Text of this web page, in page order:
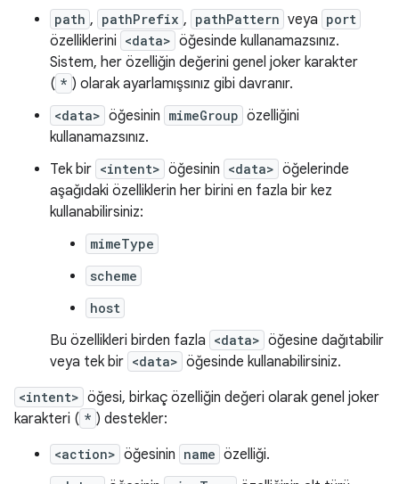
path , pathPrefix , pathPattern veya port
özelliklerini <data> öğesinde kullanamazsınız.
Sistem, her özelliğin değerini genel joker karakter
( * ) olarak ayarlamışsınız gibi davranır.
<data> öğesinin mimeGroup özelliğini
kullanamazsınız.
Tek bir <intent> öğesinin <data> öğelerinde
aşağıdaki özelliklerin her birini en fazla bir kez
kullanabilirsiniz:
mimeType
scheme
host
Bu özellikleri birden fazla <data> öğesine dağıtabilir
veya tek bir <data> öğesinde kullanabilirsiniz.
<intent> öğesi, birkaç özelliğin değeri olarak genel joker
karakteri ( * ) destekler:
<action> öğesinin name özelliği.